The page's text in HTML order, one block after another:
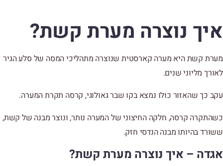
איך נוצרה מערת קשת?
מערת קשת היא מערה קארסטית שנוצרה מתהליכי המסה של סלע הגיר
לאורך מליוני שנים.
עקב כך שהאזור כולו נמצא בקו שבר גאולוגי, קרסה תקרת המערה.
כשהתקרה קרסה, חלקה החיצוני של המערה נותר, ונוצר מבנה של קשת,
ששורד בהיותו מבנה הנדסי חזק.
אגדה – איך נוצרה מערת קשת?